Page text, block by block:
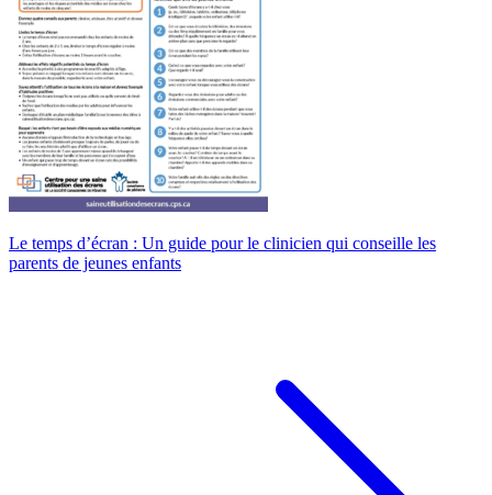
Le temps d’écran : Un guide pour le clinicien qui conseille les
parents de jeunes enfants